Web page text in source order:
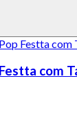
com